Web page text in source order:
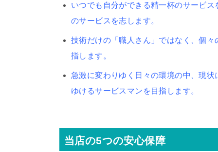
いつでも自分ができる精一杯のサービ
のサービスを志します。
技術だけの「職人さん」ではなく、個
指します。
急激に変わりゆく日々の環境の中、現
ゆけるサービスマンを目指します。
当店の5つの安心保障